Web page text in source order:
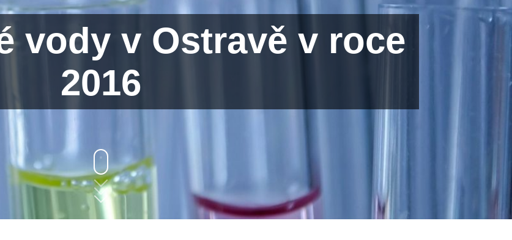
vody v Ostravě v roce
2016